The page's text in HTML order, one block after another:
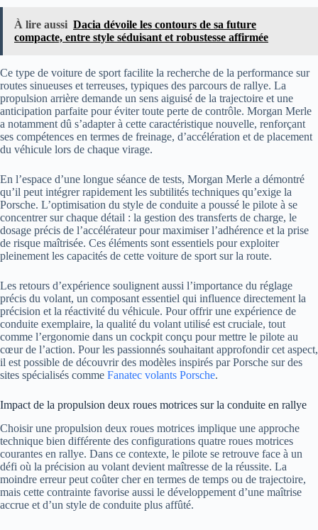
À lire aussi Dacia dévoile les contours de sa future
compacte, entre style séduisant et robustesse affirmée
Ce type de voiture de sport facilite la recherche de la performance sur
routes sinueuses et terreuses, typiques des parcours de rallye. La
propulsion arrière demande un sens aiguisé de la trajectoire et une
anticipation parfaite pour éviter toute perte de contrôle. Morgan Merle
a notamment dû s’adapter à cette caractéristique nouvelle, renforçant
ses compétences en termes de freinage, d’accélération et de placement
du véhicule lors de chaque virage.
En l’espace d’une longue séance de tests, Morgan Merle a démontré
qu’il peut intégrer rapidement les subtilités techniques qu’exige la
Porsche. L’optimisation du style de conduite a poussé le pilote à se
concentrer sur chaque détail : la gestion des transferts de charge, le
dosage précis de l’accélérateur pour maximiser l’adhérence et la prise
de risque maîtrisée. Ces éléments sont essentiels pour exploiter
pleinement les capacités de cette voiture de sport sur la route.
Les retours d’expérience soulignent aussi l’importance du réglage
précis du volant, un composant essentiel qui influence directement la
précision et la réactivité du véhicule. Pour offrir une expérience de
conduite exemplaire, la qualité du volant utilisé est cruciale, tout
comme l’ergonomie dans un cockpit conçu pour mettre le pilote au
cœur de l’action. Pour les passionnés souhaitant approfondir cet aspect,
il est possible de découvrir des modèles inspirés par Porsche sur des
sites spécialisés comme Fanatec volants Porsche.
Impact de la propulsion deux roues motrices sur la conduite en rallye
Choisir une propulsion deux roues motrices implique une approche
technique bien différente des configurations quatre roues motrices
courantes en rallye. Dans ce contexte, le pilote se retrouve face à un
défi où la précision au volant devient maîtresse de la réussite. La
moindre erreur peut coûter cher en termes de temps ou de trajectoire,
mais cette contrainte favorise aussi le développement d’une maîtrise
accrue et d’un style de conduite plus affûté.